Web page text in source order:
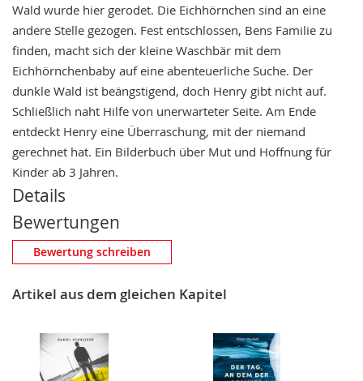
Wald wurde hier gerodet. Die Eichhörnchen sind an eine
andere Stelle gezogen. Fest entschlossen, Bens Familie zu
finden, macht sich der kleine Waschbär mit dem
Eichhörnchenbaby auf eine abenteuerliche Suche. Der
dunkle Wald ist beängstigend, doch Henry gibt nicht auf.
Schließlich naht Hilfe von unerwarteter Seite. Am Ende
entdeckt Henry eine Überraschung, mit der niemand
gerechnet hat. Ein Bilderbuch über Mut und Hoffnung für
Kinder ab 3 Jahren.
Details
Bewertungen
Eigene Bewertung schreiben
Nickname
Zusammenfassung
Bewertung schreiben
Artikel aus dem gleichen Kapitel